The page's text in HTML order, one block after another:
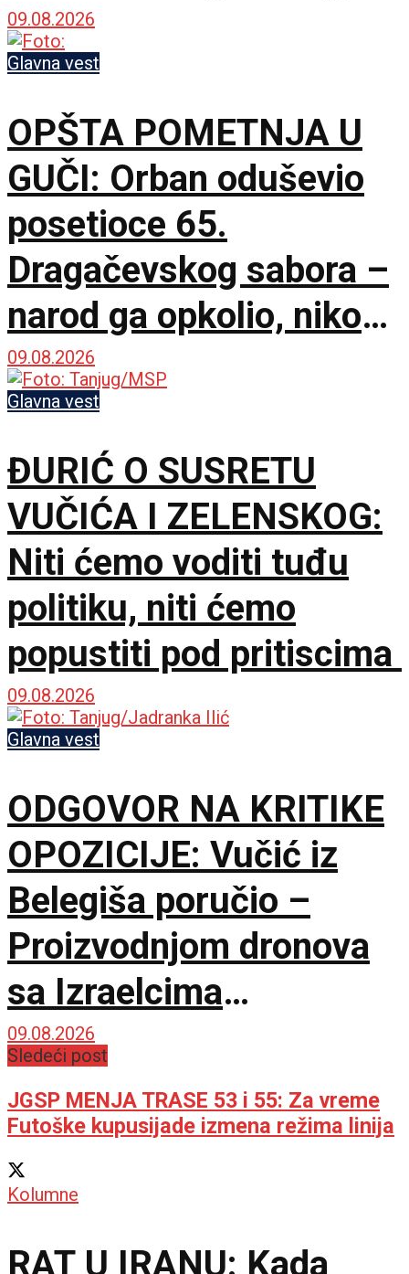
železničkog mosta
09.08.2026
Glavna vest
OPŠTA POMETNJA U
GUČI: Orban oduševio
posetioce 65.
Dragačevskog sabora –
narod ga opkolio, niko
ne veruje koliko je
opušten
09.08.2026
Glavna vest
ĐURIĆ O SUSRETU
VUČIĆA I ZELENSKOG:
Niti ćemo voditi tuđu
politiku, niti ćemo
popustiti pod pritiscima
09.08.2026
Glavna vest
ODGOVOR NA KRITIKE
OPOZICIJE: Vučić iz
Belegiša poručio –
Proizvodnjom dronova
sa Izraelcima
postajemo vojna sila
09.08.2026
Sledeći post
JGSP MENJA TRASE 53 i 55: Za vreme
Futoške kupusijade izmena režima linija
Kolumne
RAT U IRANU: Kada